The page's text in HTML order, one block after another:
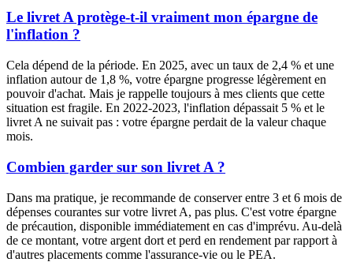
Le livret A protège-t-il vraiment mon épargne de
l'inflation ?
Cela dépend de la période. En 2025, avec un taux de 2,4 % et une
inflation autour de 1,8 %, votre épargne progresse légèrement en
pouvoir d'achat. Mais je rappelle toujours à mes clients que cette
situation est fragile. En 2022-2023, l'inflation dépassait 5 % et le
livret A ne suivait pas : votre épargne perdait de la valeur chaque
mois.
Combien garder sur son livret A ?
Dans ma pratique, je recommande de conserver entre 3 et 6 mois de
dépenses courantes sur votre livret A, pas plus. C'est votre épargne
de précaution, disponible immédiatement en cas d'imprévu. Au-delà
de ce montant, votre argent dort et perd en rendement par rapport à
d'autres placements comme l'assurance-vie ou le PEA.